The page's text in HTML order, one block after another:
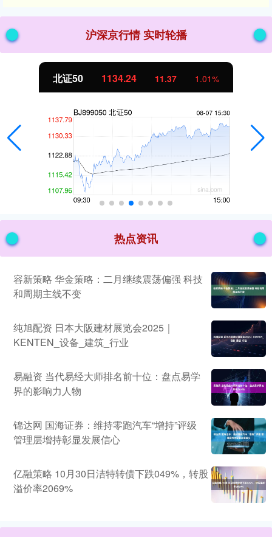
沪深京行情 实时轮播
北证50 1134.24 11.37 1.01%
热点资讯
容新策略 华金策略：二月继续震荡偏强 科技
和周期主线不变
纯旭配资 日本大阪建材展览会2025｜
KENTEN_设备_建筑_行业
易融资 当代易经大师排名前十位：盘点易学
界的影响力人物
锦达网 国海证券：维持零跑汽车“增持”评级
管理层增持彰显发展信心
亿融策略 10月30日洁特转债下跌049%，转股
溢价率2069%